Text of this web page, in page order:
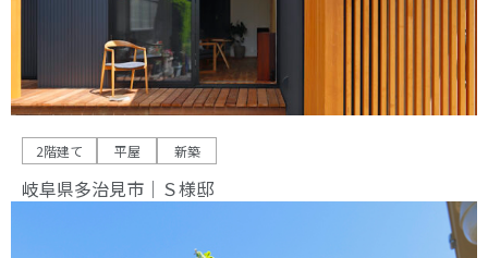
2階建て 平屋 新築
岐阜県多治見市｜Ｓ様邸